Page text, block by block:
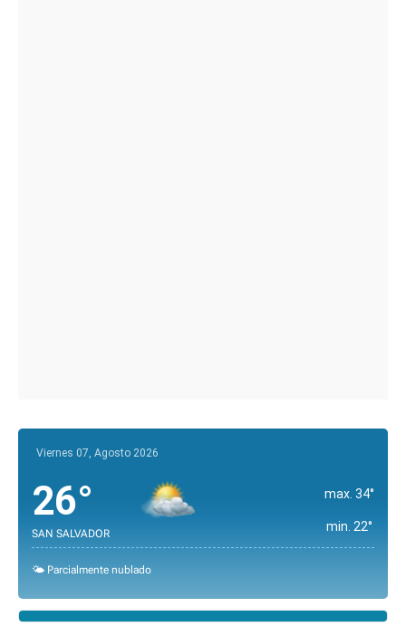
Viernes 07, Agosto 2026
26°
SAN SALVADOR
max. 34°
min. 22°
🌤️ Parcialmente nublado